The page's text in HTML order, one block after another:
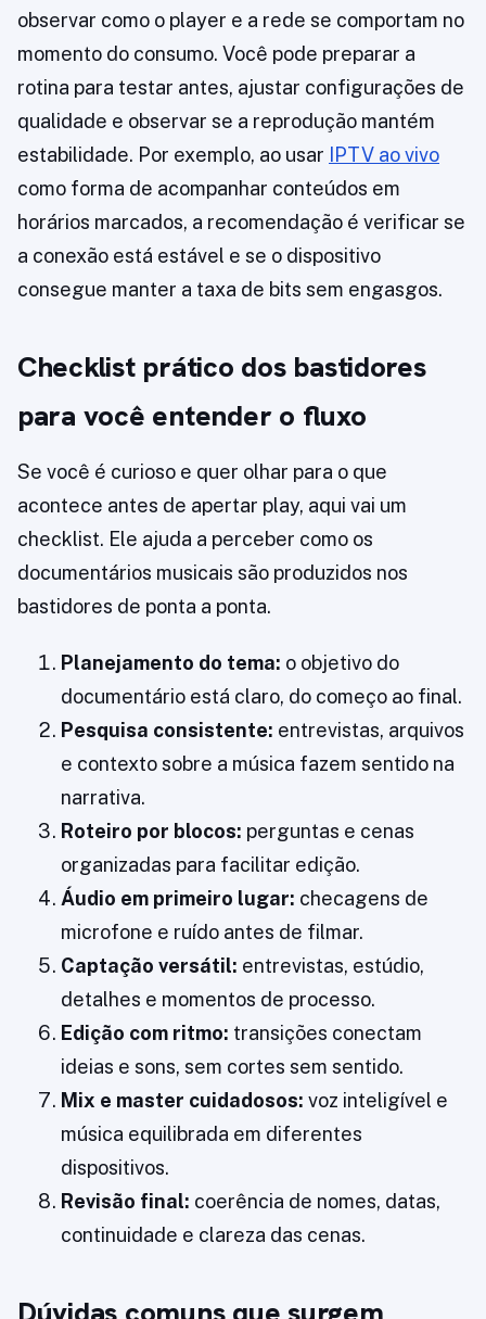
observar como o player e a rede se comportam no
momento do consumo. Você pode preparar a
rotina para testar antes, ajustar configurações de
qualidade e observar se a reprodução mantém
estabilidade. Por exemplo, ao usar
IPTV ao vivo
como forma de acompanhar conteúdos em
horários marcados, a recomendação é verificar se
a conexão está estável e se o dispositivo
consegue manter a taxa de bits sem engasgos.
Checklist prático dos bastidores
para você entender o fluxo
Se você é curioso e quer olhar para o que
acontece antes de apertar play, aqui vai um
checklist. Ele ajuda a perceber como os
documentários musicais são produzidos nos
bastidores de ponta a ponta.
Planejamento do tema: o objetivo do
documentário está claro, do começo ao final.
Pesquisa consistente: entrevistas, arquivos
e contexto sobre a música fazem sentido na
narrativa.
Roteiro por blocos: perguntas e cenas
organizadas para facilitar edição.
Áudio em primeiro lugar: checagens de
microfone e ruído antes de filmar.
Captação versátil: entrevistas, estúdio,
detalhes e momentos de processo.
Edição com ritmo: transições conectam
ideias e sons, sem cortes sem sentido.
Mix e master cuidadosos: voz inteligível e
música equilibrada em diferentes
dispositivos.
Revisão final: coerência de nomes, datas,
continuidade e clareza das cenas.